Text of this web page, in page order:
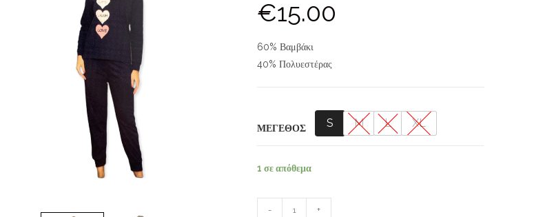
€15.00
60% Βαμβάκι
40% Πολυεστέρας
ΜΕΓΕΘΟΣ S M L XL
1 σε απόθεμα
- +